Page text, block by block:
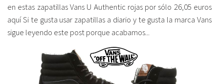
en estas zapatillas Vans U Authentic rojas por sólo 26,05 euros
aquí Si te gusta usar zapatillas a diario y te gusta la marca Vans
sigue leyendo este post porque acabamos...